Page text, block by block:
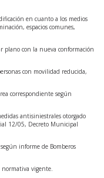
en cuanto a los medios
espacios comunes,
plano con la nueva conformación
con movilidad reducida,
correspondiente según
antisiniestrales otorgado
12/05, Decreto Municipal
informe de Bomberos
vigente.